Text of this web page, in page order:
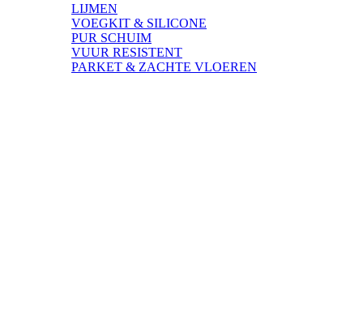
LIJMEN
VOEGKIT & SILICONE
PUR SCHUIM
VUUR RESISTENT
PARKET & ZACHTE VLOEREN